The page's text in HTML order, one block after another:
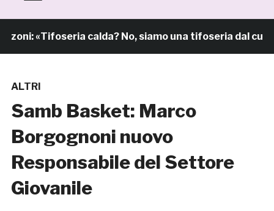
«Tifoseria calda? No, siamo una tifoseria dal cuore
ALTRI
Samb Basket: Marco
Borgognoni nuovo
Responsabile del Settore
Giovanile